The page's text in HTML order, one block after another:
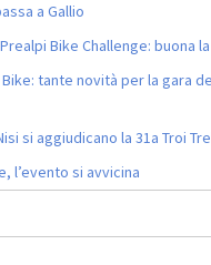
a Gallio
Bike Challenge: buona
tante novità per la gara
si aggiudicano la 31a Troi
l’evento si avvicina